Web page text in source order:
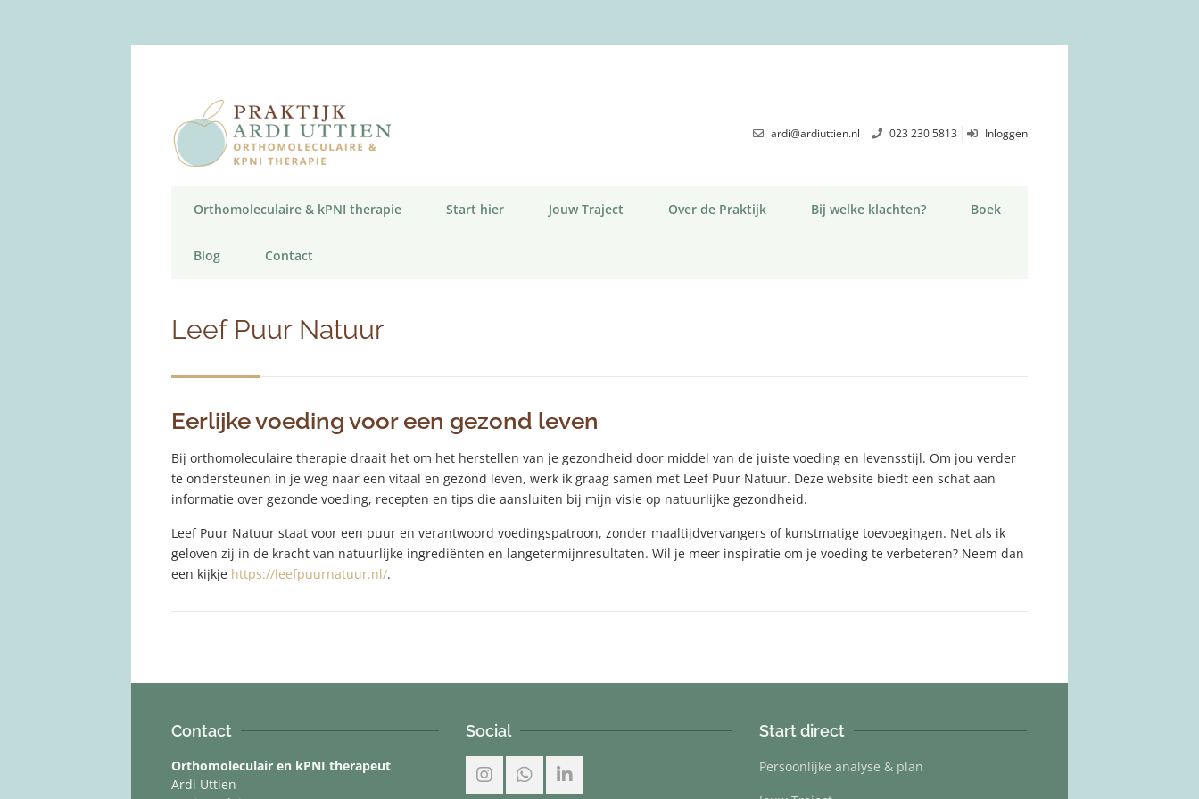
ardi@ardiuttien.nl 023 230 5813 Inloggen
Orthomoleculaire & kPNI therapie Start hier Jouw Traject Over de Praktijk Bij welke klachten? Boek
Blog Contact
Leef Puur Natuur
Eerlijke voeding voor een gezond leven
Bij orthomoleculaire therapie draait het om het herstellen van je gezondheid door middel van de juiste voeding en levensstijl. Om jou verder
te ondersteunen in je weg naar een vitaal en gezond leven, werk ik graag samen met Leef Puur Natuur. Deze website biedt een schat aan
informatie over gezonde voeding, recepten en tips die aansluiten bij mijn visie op natuurlijke gezondheid.
Leef Puur Natuur staat voor een puur en verantwoord voedingspatroon, zonder maaltijdvervangers of kunstmatige toevoegingen. Net als ik
geloven zij in de kracht van natuurlijke ingrediënten en langetermijnresultaten. Wil je meer inspiratie om je voeding te verbeteren? Neem dan
een kijkje https://leefpuurnatuur.nl/.
Contact
Orthomoleculair en kPNI therapeut
Ardi Uttien
Social Start direct
Persoonlijke analyse & plan